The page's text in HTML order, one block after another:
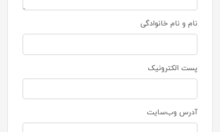
نام و نام خانوادگی
پست الکترونیک
آدرس وب‌سایت